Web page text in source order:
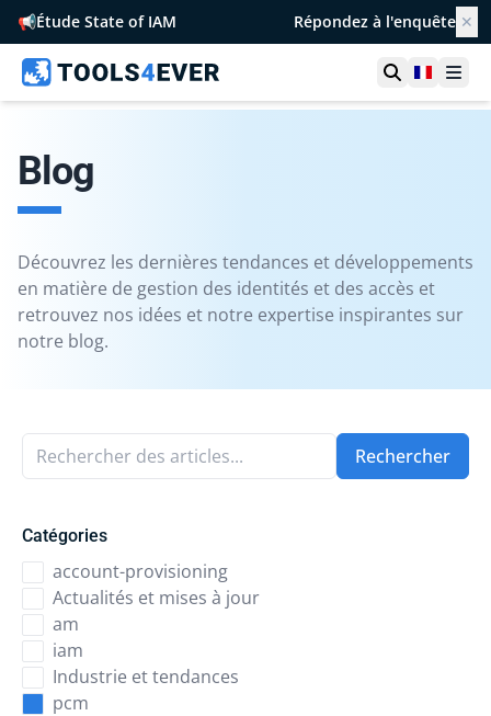
📢Étude State of IAM Répondez à l'enquête ✕
Ouvrir la
France
Blog
Découvrez les dernières tendances et développements
en matière de gestion des identités et des accès et
retrouvez nos idées et notre expertise inspirantes sur
notre blog.
Rechercher des articles... Rechercher
Catégories
account-provisioning
Actualités et mises à jour
am
iam
Industrie et tendances
pcm